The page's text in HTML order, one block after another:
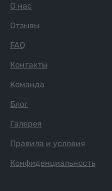
О нас
Отзывы
FAQ
Контакты
Команда
Блог
Галерея
Правила и условия
Конфиденциальность